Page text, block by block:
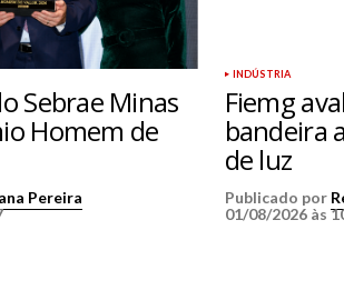
Sebrae Minas
Homem de
Pereira
INDÚSTRIA
Fiemg
bandeira
de luz
Publicado por
01/08/2026 às